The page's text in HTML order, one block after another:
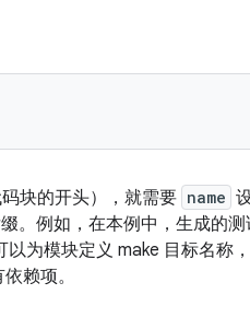
块的开头），就需要 name
。例如，在本例中，生成的测
以为模块定义 make 目标名称
赖项。